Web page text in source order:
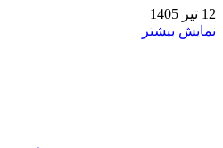
12 تیر 1405
نمایش بیشتر